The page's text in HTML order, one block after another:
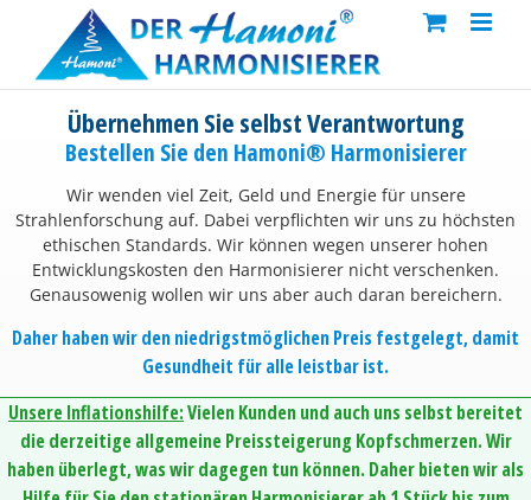
content
Übernehmen Sie selbst Verantwortung
Bestellen Sie den Hamoni® Harmonisierer
Wir wenden viel Zeit, Geld und Energie für unsere
Strahlenforschung auf. Dabei verpflichten wir uns zu höchsten
ethischen Standards. Wir können wegen unserer hohen
Entwicklungskosten den Harmonisierer nicht verschenken.
Genausowenig wollen wir uns aber auch daran bereichern.
Daher haben wir den niedrigstmöglichen Preis festgelegt, damit
Gesundheit für alle leistbar ist.
Unsere Inflationshilfe:Vielen Kunden und auch uns selbst bereitet
die derzeitige allgemeine Preissteigerung Kopfschmerzen. Wir
haben überlegt, was wir dagegen tun können. Daher bieten wir als